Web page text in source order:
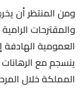
ومن المنتظر أن
والمقترحات
العمومية الهادفة
ينسجم مع الرهانات
المملكة خلال